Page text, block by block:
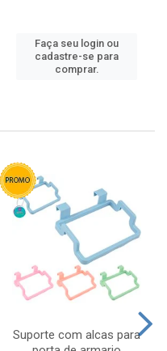
Faça seu login ou
cadastre-se para
comprar.
Suporte com alcas para